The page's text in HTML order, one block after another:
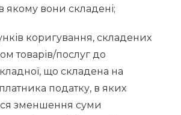
якому вони складені;
коригування, складених
товарів/послуг до
що складена на
податку, в яких
зменшення суми